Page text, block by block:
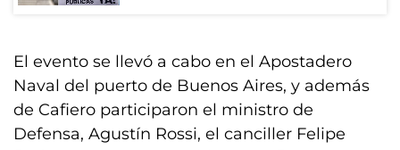
El evento se llevó a cabo en el Apostadero
Naval del puerto de Buenos Aires, y además
de Cafiero participaron el ministro de
Defensa, Agustín Rossi, el canciller Felipe